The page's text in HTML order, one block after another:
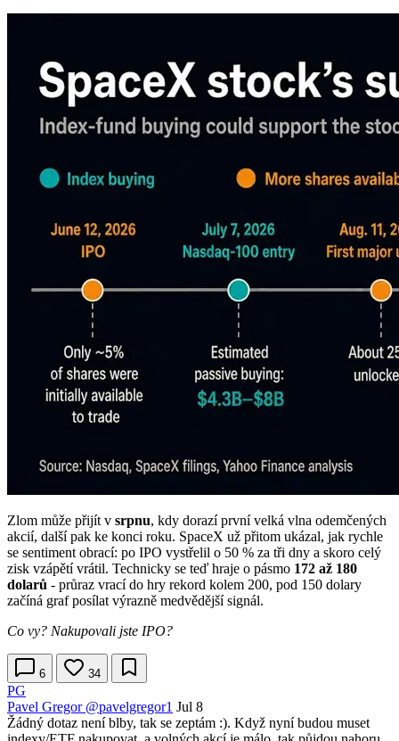
Zlom může přijít v srpnu, kdy dorazí první velká vlna odemčených
akcií, další pak ke konci roku. SpaceX už přitom ukázal, jak rychle
se sentiment obrací: po IPO vystřelil o 50 % za tři dny a skoro celý
zisk vzápětí vrátil. Technicky se teď hraje o pásmo 172 až 180
dolarů - průraz vrací do hry rekord kolem 200, pod 150 dolary
začíná graf posílat výrazně medvědější signál.
Co vy? Nakupovali jste IPO?
6 34
PG
Pavel Gregor @pavelgregor1 Jul 8
Žádný dotaz není blby, tak se zeptám :). Když nyní budou muset